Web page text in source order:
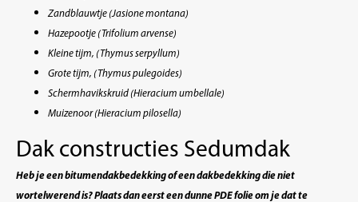
Zandblauwtje (Jasione montana)
Hazepootje (Trifolium arvense)
Kleine tijm, (Thymus serpyllum)
Grote tijm, (Thymus pulegoides)
Schermhavikskruid (Hieracium umbellale)
Muizenoor (Hieracium pilosella)
Dak constructies Sedumdak
Heb je een bitumendakbedekking of een dakbedekking die niet
wortelwerend is? Plaats dan eerst een dunnePDE folieom je dat te